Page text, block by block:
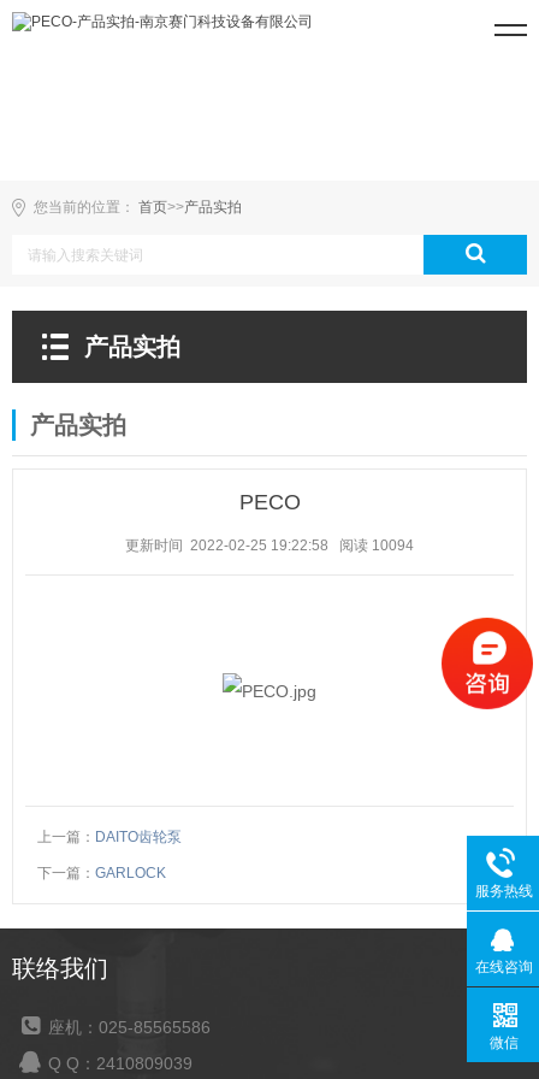
您当前的位置： 首页>>产品实拍
产品实拍
产品实拍
PECO
更新时间 2022-02-25 19:22:58 阅读 10094
上一篇： DAITO齿轮泵
下一篇： GARLOCK
联络我们
座机：025-85565586
Q Q：2410809039
服务热线
在线咨询
微信